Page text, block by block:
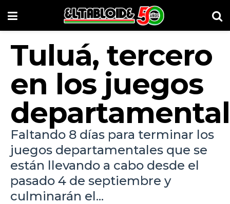
Tuluá, tercero
en los juegos
Faltando 8 días para terminar los
juegos departamentales que se
están llevando a cabo desde el
pasado 4 de septiembre y
culminarán el...